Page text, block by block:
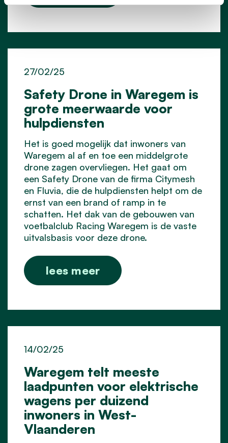
Safety Drone in Waregem is
grote meerwaarde voor
hulpdiensten
27/02/25
Het is goed mogelijk dat inwoners van
Waregem al af en toe een middelgrote
drone zagen overvliegen. Het gaat om
een Safety Drone van de firma Citymesh
en Fluvia, die de hulpdiensten helpt om de
ernst van een brand of ramp in te
schatten. Het dak van de gebouwen van
voetbalclub Racing Waregem is de vaste
uitvalsbasis voor deze drone.
lees meer
Waregem telt meeste
laadpunten voor elektrische
wagens per duizend
inwoners in West-
Vlaanderen
14/02/25